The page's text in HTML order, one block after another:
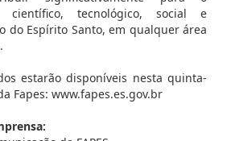
científico, tecnológico, social e
do Espírito Santo, em qualquer área
estarão disponíveis nesta quinta-
Fapes: www.fapes.es.gov.br